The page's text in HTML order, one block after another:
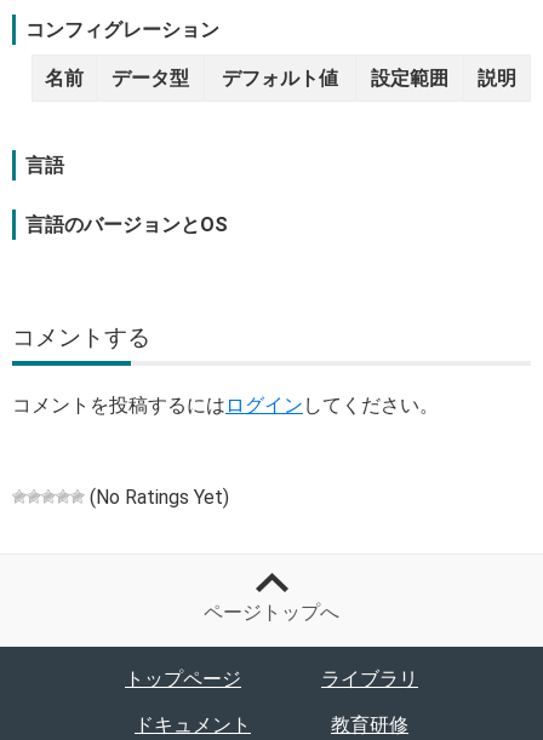
コンフィグレーション
名前 データ型 デフォルト値 設定範囲 説明
言語
言語のバージョンとOS
コメントする
コメントを投稿するには ログイン してください。
(No Ratings Yet)
ページトップへ
トップページ ライブラリ
ドキュメント 教育研修